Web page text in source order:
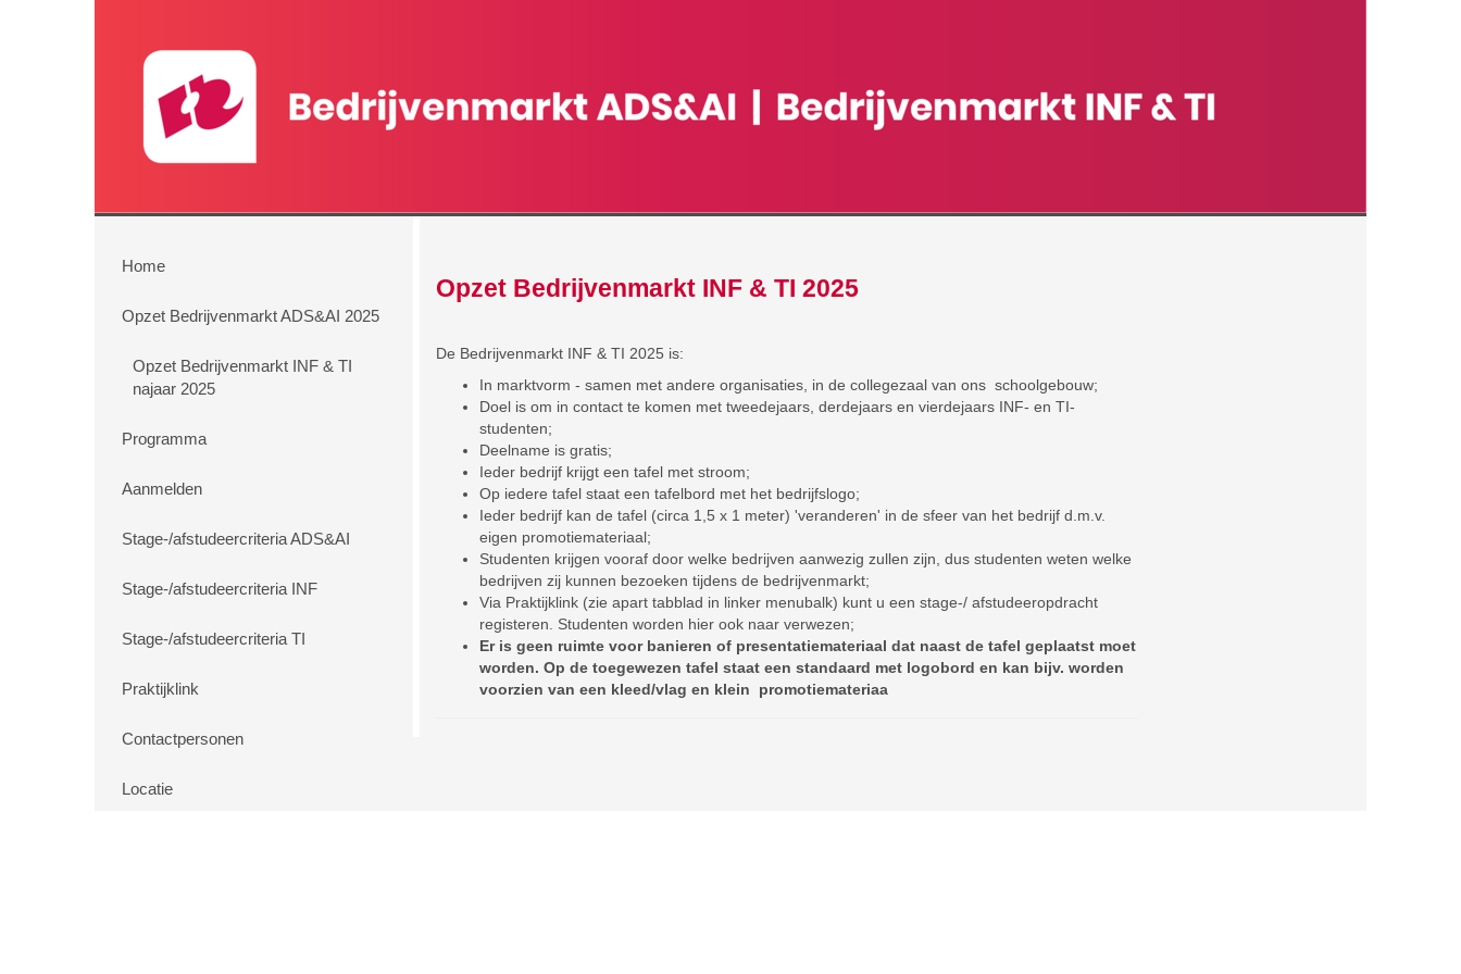
Home
Opzet Bedrijvenmarkt ADS&AI 2025
Opzet Bedrijvenmarkt INF & TI
najaar 2025
Programma
Aanmelden
Stage-/afstudeercriteria ADS&AI
Stage-/afstudeercriteria INF
Stage-/afstudeercriteria TI
Praktijklink
Contactpersonen
Locatie
Opzet Bedrijvenmarkt INF & TI 2025
De Bedrijvenmarkt INF & TI 2025 is:
In marktvorm - samen met andere organisaties, in de collegezaal van ons schoolgebouw;
Doel is om in contact te komen met tweedejaars, derdejaars en vierdejaars INF- en TI-
studenten;
Deelname is gratis;
Ieder bedrijf krijgt een tafel met stroom;
Op iedere tafel staat een tafelbord met het bedrijfslogo;
Ieder bedrijf kan de tafel (circa 1,5 x 1 meter) 'veranderen' in de sfeer van het bedrijf d.m.v.
eigen promotiemateriaal;
Studenten krijgen vooraf door welke bedrijven aanwezig zullen zijn, dus studenten weten welke
bedrijven zij kunnen bezoeken tijdens de bedrijvenmarkt;
Via Praktijklink (zie apart tabblad in linker menubalk) kunt u een stage-/ afstudeeropdracht
registeren. Studenten worden hier ook naar verwezen;
Er is geen ruimte voor banieren of presentatiemateriaal dat naast de tafel geplaatst moet
worden. Op de toegewezen tafel staat een standaard met logobord en kan bijv. worden
voorzien van een kleed/vlag en klein promotiemateriaa